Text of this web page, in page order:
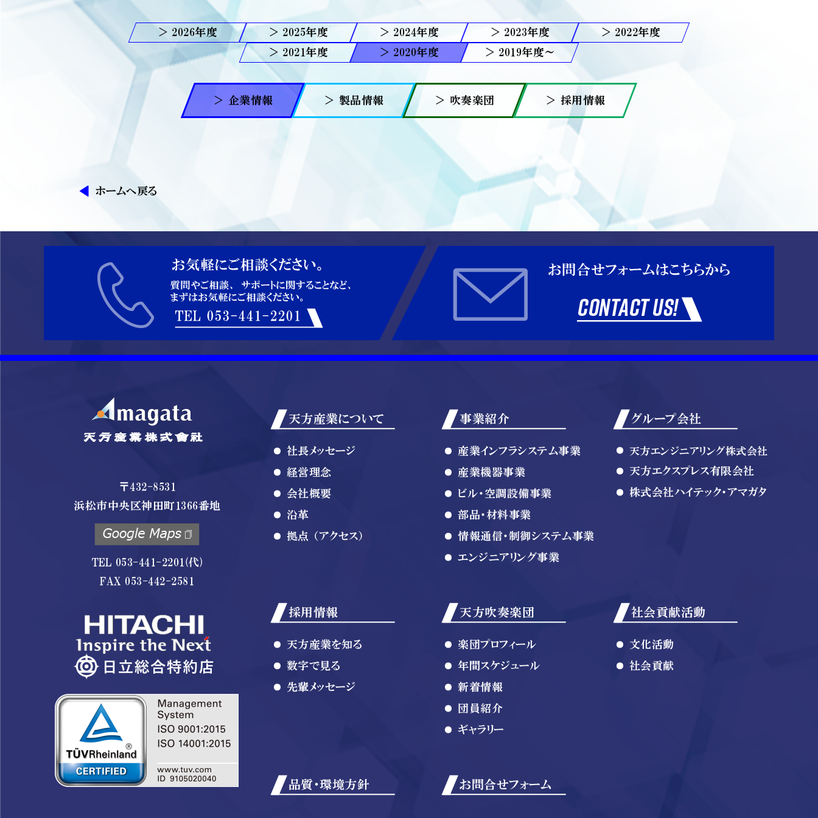
2026 2025 2024 2023
2022
2021
2020 2019
＞ 企業情報 ＞ 製品情報 ＞ 吹奏楽団 ＞ 採用情報
ホームへ戻る
〒432-8531
浜松市中央区神田町1366番地
TEL 053-441-2201(代)
FAX 053-442-2581
天方産業について
社長メッセージ
経営理念
会社概要
沿革
拠点 （アクセス）
事業紹介
産業インフラシステム事業
産業機器事業
ビル・空調設備事業
部品・材料事業
情報通信・制御システム事業
エンジニアリング事業
グループ会社
天方エンジニアリング株式会社
天方エクスプレス有限会社
株式会社ハイテック・アマガタ
採用情報
天方産業を知る
数字で見る
先輩メッセージ
天方吹奏楽団
楽団プロフィール
年間スケジュール
新着情報
団員紹介
ギャラリー
社会貢献活動
文化活動
社会貢献
品質・環境方針 お問合せフォーム